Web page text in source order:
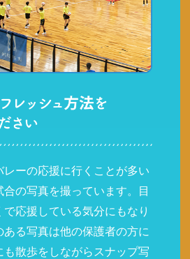
レーの応援に行くことが多い
の写真を撮っています。目
応援している気分にもなり
ある写真は他の保護者の方に
も散歩をしながらスナップ写